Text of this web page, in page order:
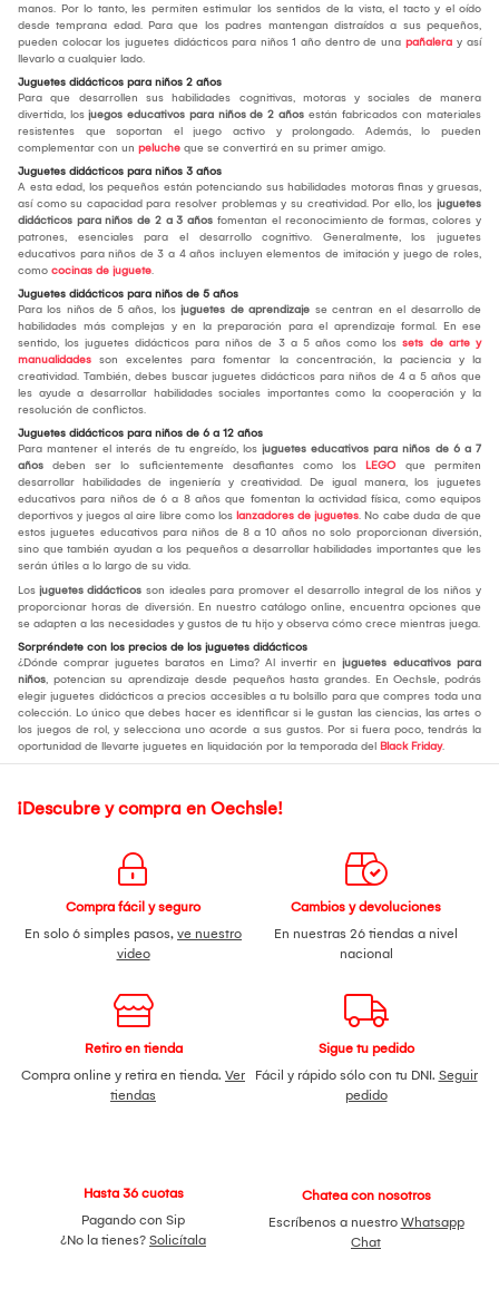
manos. Por lo tanto, les permiten estimular los sentidos de la vista, el tacto y el oído
desde temprana edad. Para que los padres mantengan distraídos a sus pequeños,
pueden colocar los juguetes didácticos para niños 1 año dentro de una pañalera y así
llevarlo a cualquier lado.
Juguetes didácticos para niños 2 años
Para que desarrollen sus habilidades cognitivas, motoras y sociales de manera
divertida, los juegos educativos para niños de 2 años están fabricados con materiales
resistentes que soportan el juego activo y prolongado. Además, lo pueden
complementar con un peluche que se convertirá en su primer amigo.
Juguetes didácticos para niños 3 años
A esta edad, los pequeños están potenciando sus habilidades motoras finas y gruesas,
así como su capacidad para resolver problemas y su creatividad. Por ello, los juguetes
didácticos para niños de 2 a 3 años fomentan el reconocimiento de formas, colores y
patrones, esenciales para el desarrollo cognitivo. Generalmente, los juguetes
educativos para niños de 3 a 4 años incluyen elementos de imitación y juego de roles,
como cocinas de juguete.
Juguetes didácticos para niños de 5 años
Para los niños de 5 años, los juguetes de aprendizaje se centran en el desarrollo de
habilidades más complejas y en la preparación para el aprendizaje formal. En ese
sentido, los juguetes didácticos para niños de 3 a 5 años como los sets de arte y
manualidades son excelentes para fomentar la concentración, la paciencia y la
creatividad. También, debes buscar juguetes didácticos para niños de 4 a 5 años que
les ayude a desarrollar habilidades sociales importantes como la cooperación y la
resolución de conflictos.
Juguetes didácticos para niños de 6 a 12 años
Para mantener el interés de tu engreído, los juguetes educativos para niños de 6 a 7
años deben ser lo suficientemente desafiantes como los LEGOque permiten
desarrollar habilidades de ingeniería y creatividad. De igual manera, los juguetes
educativos para niños de 6 a 8 años que fomentan la actividad física, como equipos
deportivos y juegos al aire libre como los lanzadores de juguetes. No cabe duda de que
estos juguetes educativos para niños de 8 a 10 años no solo proporcionan diversión,
sino que también ayudan a los pequeños a desarrollar habilidades importantes que les
serán útiles a lo largo de su vida.
Los juguetes didácticos son ideales para promover el desarrollo integral de los niños y
proporcionar horas de diversión. En nuestro catálogo online, encuentra opciones que
se adapten a las necesidades y gustos de tu hijo y observa cómo crece mientras juega.
Sorpréndete con los precios de los juguetes didácticos
¿Dónde comprar juguetes baratos en Lima? Al invertir en juguetes educativos para
niños, potencian su aprendizaje desde pequeños hasta grandes. En Oechsle, podrás
elegir juguetes didácticos a precios accesibles a tu bolsillo para que compres toda una
colección. Lo único que debes hacer es identificar si le gustan las ciencias, las artes o
los juegos de rol, y selecciona uno acorde a sus gustos. Por si fuera poco, tendrás la
oportunidad de llevarte juguetes en liquidación por la temporada del Black Friday.
¡Descubre y compra en Oechsle!
Compra fácil y seguro
En solo 6 simples pasos, ve nuestro
video
Cambios y devoluciones
En nuestras 26 tiendas a nivel
nacional
Retiro en tienda
Compra online y retira en tienda. Ver
tiendas
Sigue tu pedido
Fácil y rápido sólo con tu DNI. Seguir
pedido
Hasta 36 cuotas
Pagando con Sip
¿No la tienes? Solicítala
Chatea con nosotros
Escríbenos a nuestro Whatsapp
Chat